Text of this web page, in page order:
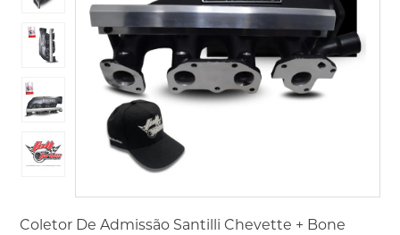
Coletor De Admissão Santilli Chevette + Bone